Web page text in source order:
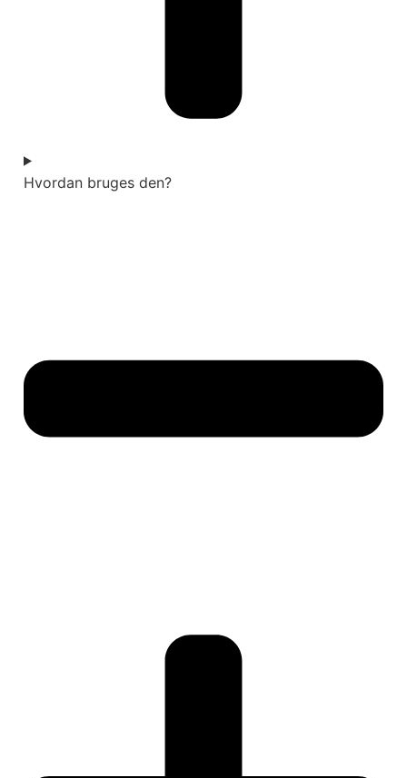
Hvordan bruges den?